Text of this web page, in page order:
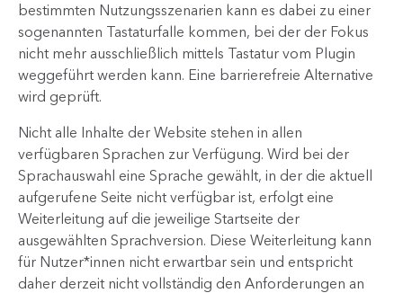
bestimmten Nutzungsszenarien kann es dabei zu einer
sogenannten Tastaturfalle kommen, bei der der Fokus
nicht mehr ausschließlich mittels Tastatur vom Plugin
weggeführt werden kann. Eine barrierefreie Alternative
wird geprüft.
Nicht alle Inhalte der Website stehen in allen
verfügbaren Sprachen zur Verfügung. Wird bei der
Sprachauswahl eine Sprache gewählt, in der die aktuell
aufgerufene Seite nicht verfügbar ist, erfolgt eine
Weiterleitung auf die jeweilige Startseite der
ausgewählten Sprachversion. Diese Weiterleitung kann
für Nutzer*innen nicht erwartbar sein und entspricht
daher derzeit nicht vollständig den Anforderungen an